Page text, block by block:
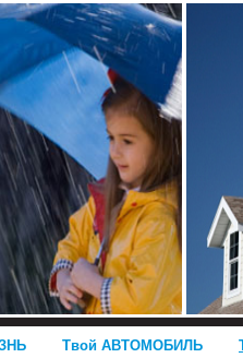
Твой АВТОМОБИЛЬ